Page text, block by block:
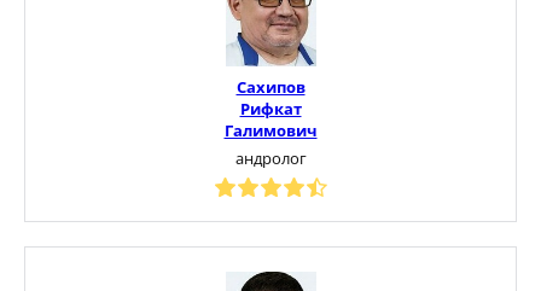
Сахипов
Рифкат
Галимович
андролог